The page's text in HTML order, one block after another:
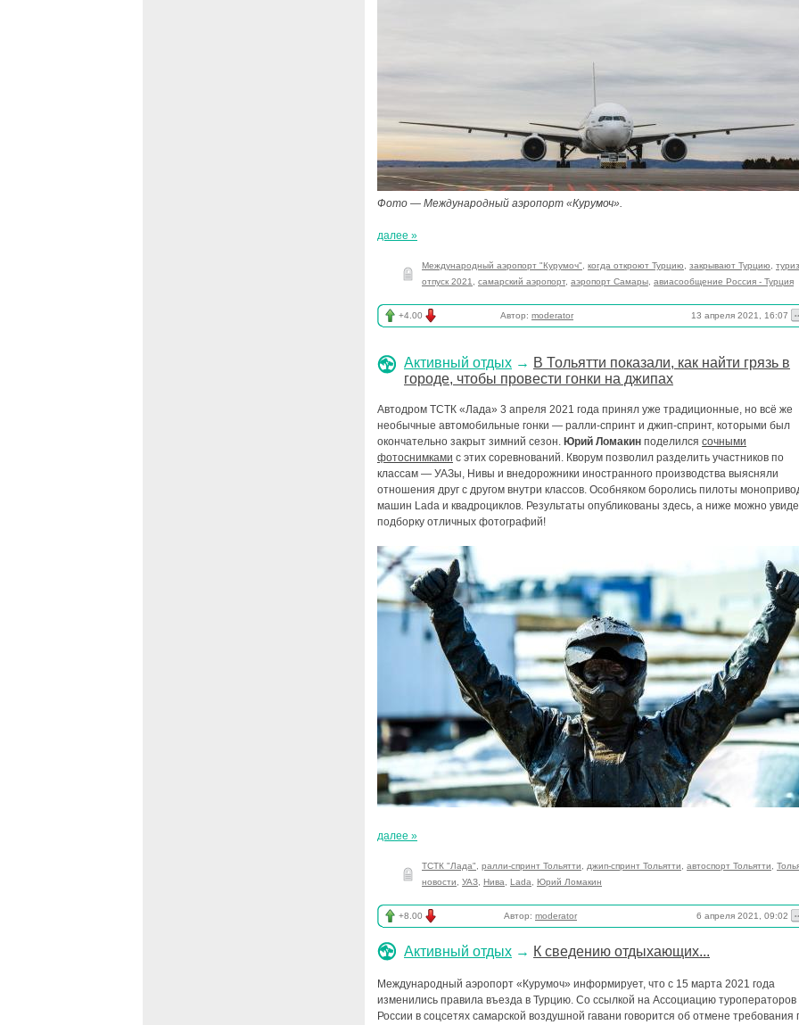
Фото — Международный аэропорт «Курумоч».
далее »
Международный аэропорт "Курумоч" когда откроют Турцию закрывают Турцию
отпуск 2021
самарский аэропорт, аэропорт Самары авиасообщение Россия - Турция
+4.00 Автор: moderator 13 апреля 2021, 16:07
Активный отдых → В Тольятти показали, как найти грязь в
городе, чтобы провести гонки на джипах
Автодром ТСТК «Лада» 3 апреля 2021 года принял уже традиционные, но всё же
необычные автомобильные гонки — ралли-спринт и джип-спринт, которыми был
окончательно закрыт зимний сезон. Юрий Ломакин поделился сочными
фотоснимками с этих соревнований. Кворум позволил разделить участников по
классам — УАЗы, Нивы и внедорожники иностранного производства выясняли
отношения друг с другом внутри классов. Особняком боролись пилоты
машин Lada и квадроциклов. Результаты опубликованы здесь, а ниже можно
подборку отличных фотографий!
далее »
ТСТК "Лада" ралли-спринт Тольятти джип-спринт Тольятти автоспорт Тольятти
новости
УАЗ Нива Lada Юрий Ломакин
+8.00 Автор: moderator 6 апреля 2021, 09:02
Активный отдых → К сведению отдыхающих...
Международный аэропорт «Курумоч» информирует, что с 15 марта 2021 года
изменились правила въезда в Турцию. Со ссылкой на Ассоциацию туроператоров
России в соцсетях самарской воздушной гавани говорится об отмене требования